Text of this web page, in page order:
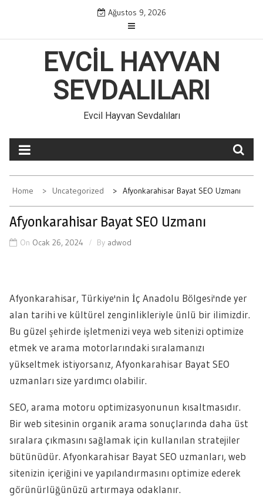
content
Ağustos 9, 2026
EVCIL HAYVAN
SEVDALILARI
Evcil Hayvan Sevdalıları
Home Uncategorized Afyonkarahisar Bayat SEO Uzmanı
Afyonkarahisar Bayat SEO Uzmanı
On Ocak 26, 2024 By adwod
Afyonkarahisar, Türkiye'nin İç Anadolu Bölgesi'nde yer
alan tarihi ve kültürel zenginlikleriyle ünlü bir ilimizdir.
Bu güzel şehirde işletmenizi veya web sitenizi optimize
etmek ve arama motorlarındaki sıralamanızı
yükseltmek istiyorsanız, Afyonkarahisar Bayat SEO
uzmanları size yardımcı olabilir.
SEO, arama motoru optimizasyonunun kısaltmasıdır.
Bir web sitesinin organik arama sonuçlarında daha üst
sıralara çıkmasını sağlamak için kullanılan stratejiler
bütünüdür. Afyonkarahisar Bayat SEO uzmanları, web
sitenizin içeriğini ve yapılandırmasını optimize ederek
görünürlüğünüzü artırmaya odaklanır.